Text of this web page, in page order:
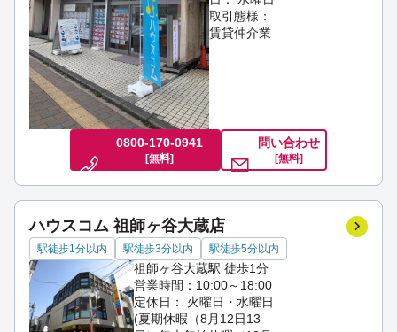
取引態様：
賃貸仲介業
0800-170-0941
[無料]
問い合わせ
[無料]
ハウスコム 祖師ヶ谷大蔵店
駅徒歩1分以内 駅徒歩3分以内 駅徒歩5分以内
祖師ヶ谷大蔵駅 徒歩1分
営業時間：10:00～18:00
定休日： 火曜日・水曜日
(夏期休暇（8月12日13